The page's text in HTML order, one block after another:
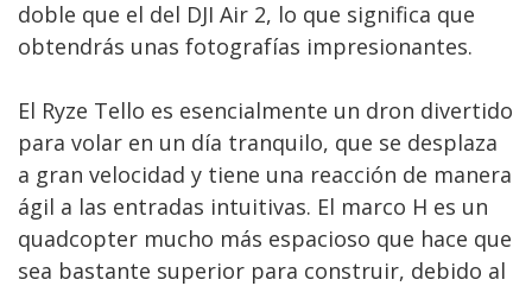
doble que el del DJI Air 2, lo que significa que
obtendrás unas fotografías impresionantes.
El Ryze Tello es esencialmente un dron divertido
para volar en un día tranquilo, que se desplaza
a gran velocidad y tiene una reacción de manera
ágil a las entradas intuitivas. El marco H es un
quadcopter mucho más espacioso que hace que
sea bastante superior para construir, debido al